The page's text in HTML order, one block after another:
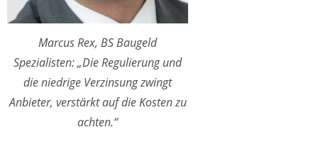
Marcus Rex, BS Baugeld
Spezialisten: „Die Regulierung und
die niedrige Verzinsung zwingt
Anbieter, verstärkt auf die Kosten zu
achten.“